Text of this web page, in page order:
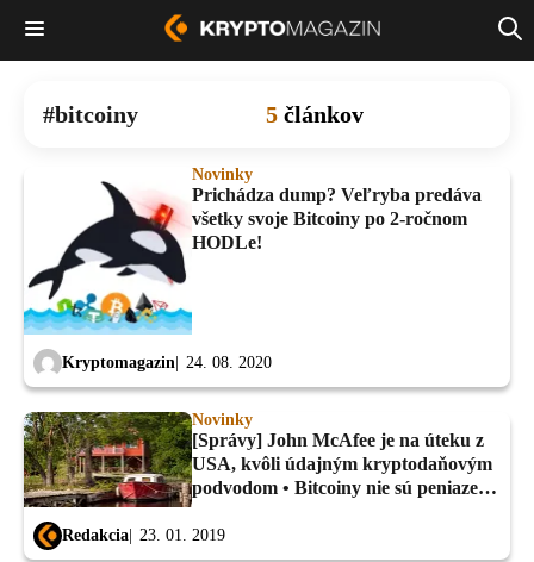
bitcoiny 5 článkov
Novinky
Prichádza dump? Veľryba predáva
všetky svoje Bitcoiny po 2-ročnom
HODLe!
Kryptomagazin 24. 08. 2020
Novinky
[Správy] John McAfee je na úteku z
USA, kvôli údajným kryptodaňovým
podvodom • Bitcoiny nie sú peniaze,
Redakcia 23. 01. 2019